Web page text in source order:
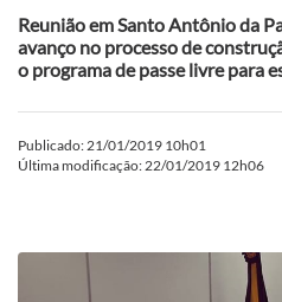
Reunião em Santo Antônio da
avanço no processo de
o programa de passe livre para
Publicado: 21/01/2019 10h01
Última modificação: 22/01/2019 12h06